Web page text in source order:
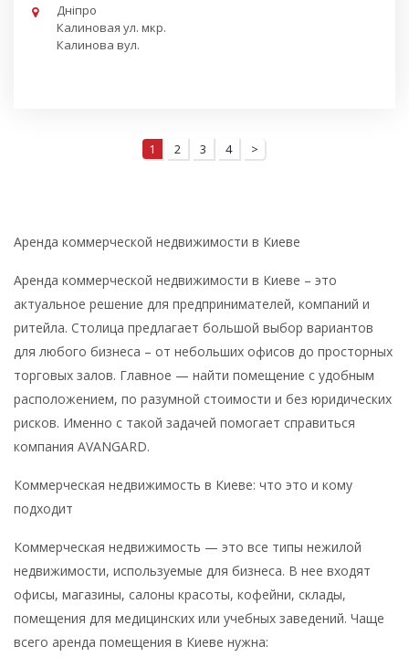
Дніпро
Калиновая ул. мкр.
Калинова вул.
1 2 3 4 >
Аренда коммерческой недвижимости в Киеве
Аренда коммерческой недвижимости в Киеве – это
актуальное решение для предпринимателей, компаний и
ритейла. Столица предлагает большой выбор вариантов
для любого бизнеса – от небольших офисов до просторных
торговых залов. Главное — найти помещение с удобным
расположением, по разумной стоимости и без юридических
рисков. Именно с такой задачей помогает справиться
компания AVANGARD.
Коммерческая недвижимость в Киеве: что это и кому
подходит
Коммерческая недвижимость — это все типы нежилой
недвижимости, используемые для бизнеса. В нее входят
офисы, магазины, салоны красоты, кофейни, склады,
помещения для медицинских или учебных заведений. Чаще
всего аренда помещения в Киеве нужна: